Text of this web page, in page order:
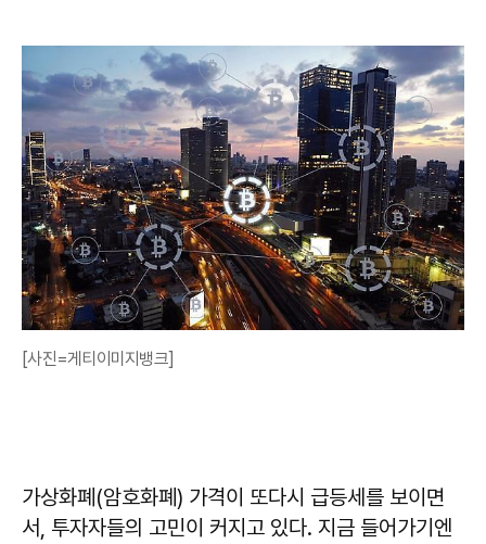
[사진=게티이미지뱅크]
가상화폐(암호화폐) 가격이 또다시 급등세를 보이면
서, 투자자들의 고민이 커지고 있다. 지금 들어가기엔